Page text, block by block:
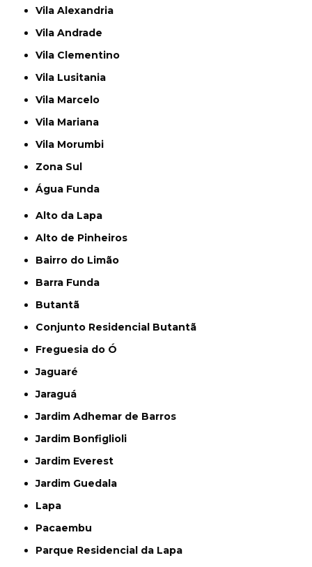
Vila Alexandria
Vila Andrade
Vila Clementino
Vila Lusitania
Vila Marcelo
Vila Mariana
Vila Morumbi
Zona Sul
Água Funda
Alto da Lapa
Alto de Pinheiros
Bairro do Limão
Barra Funda
Butantã
Conjunto Residencial Butantã
Freguesia do Ó
Jaguaré
Jaraguá
Jardim Adhemar de Barros
Jardim Bonfiglioli
Jardim Everest
Jardim Guedala
Lapa
Pacaembu
Parque Residencial da Lapa